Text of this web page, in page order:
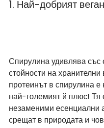
1. Най-добрият
Спирулина удивлява със
стойности на
протеинът в спирулина
най-големият й плюс! Тя
незаменими есенциални
срещат в природата и